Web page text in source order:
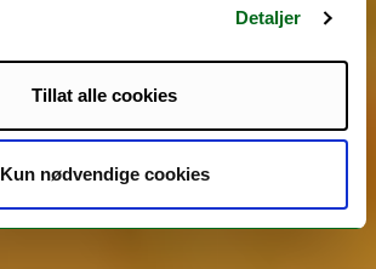
Detaljer
Tillat alle cookies
Kun nødvendige cookies